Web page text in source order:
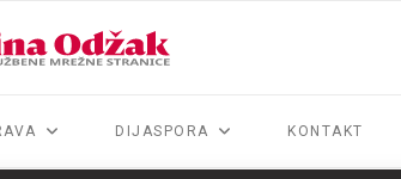
DIJASPORA KONTAKT